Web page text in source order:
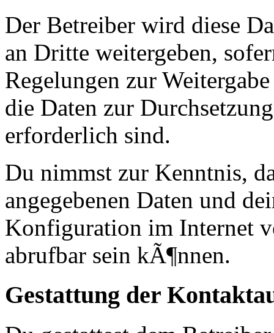
Der Betreiber wird diese
an Dritte weitergeben,
Regelungen zur
die Daten zur
erforderlich sind.
Du nimmst zur Kenntnis,
angegebenen Daten und
Konfiguration im Internet
abrufbar sein kÃ¶nnen.
Gestattung der